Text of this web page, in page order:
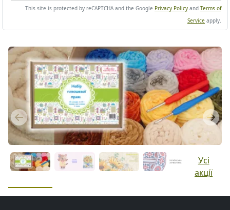
This site is protected by reCAPTCHA and the Google Privacy Policy and Terms of
Service apply.
Previous Next
Усі
акції